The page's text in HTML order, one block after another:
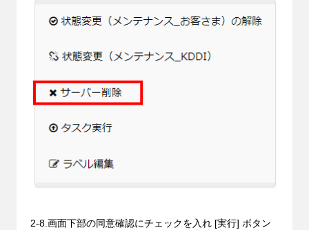
2-8.画面下部の同意確認にチェックを入れ [実行] ボタン